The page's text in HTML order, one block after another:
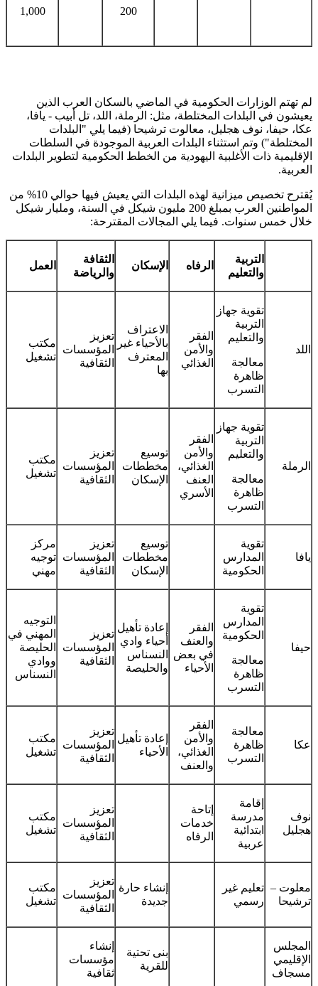
200
1,000
لم تهتم الوزارات الحكومية في الماضي بالسكان العرب الذين
يعيشون في البلدات المختلطة، مثل: الرملة، اللد، تل أبيب - يافا،
عكا، حيفا، نوف هجليل، معالوت ترشيحا (فيما يلي "البلدات
المختلطة") وتم استثناء البلدات العربية الموجودة في السلطات
الإقليمية ذات الأغلبية اليهودية من الخطط الحكومية لتطوير البلدات
العربية.
يُقترح تخصيص ميزانية لهذه البلدات التي يعيش فيها حوالي 10% من
المواطنين العرب بمبلغ 200 مليون شيكل في السنة، ومليار شيكل
خلال خمس سنوات. فيما يلي المجالات المقترحة:
التربية
والتعليم
الرفاه الإسكان
الثقافة
والرياضة
العمل
اللد
تقوية جهاز
التربية
والتعليم
معالجة
ظاهرة
التسرب
الفقر
والأمن
الغذائي
الاعتراف
بالأحياء غير
المعترف
بها
تعزيز
المؤسسات
الثقافية
مكتب
تشغيل
الرملة
تقوية جهاز
التربية
والتعليم
معالجة
ظاهرة
التسرب
الفقر
والأمن
الغذائي،
العنف
الأسري
توسيع
مخططات
الإسكان
تعزيز
المؤسسات
الثقافية
مكتب
تشغيل
يافا
تقوية
المدارس
الحكومية
توسيع
مخططات
الإسكان
تعزيز
المؤسسات
الثقافية
مركز
توجيه
مهني
حيفا
تقوية
المدارس
الحكومية
معالجة
ظاهرة
التسرب
الفقر
والعنف
في بعض
الأحياء
إعادة تأهيل
أحياء وادي
النسناس
والحليصة
تعزيز
المؤسسات
الثقافية
التوجيه
المهني في
الحليصة
ووادي
النسناس
عكا
معالجة
ظاهرة
التسرب
الفقر
والأمن
الغذائي،
والعنف
إعادة تأهيل
الأحياء
تعزيز
المؤسسات
الثقافية
مكتب
تشغيل
نوف
هجليل
إقامة
مدرسة
ابتدائية
عربية
إتاحة
خدمات
الرفاه
تعزيز
المؤسسات
الثقافية
مكتب
تشغيل
معلوت –
ترشيحا
تعليم غير
رسمي
إنشاء حارة
جديدة
تعزيز
المؤسسات
الثقافية
مكتب
تشغيل
المجلس
الإقليمي
مسجاف
بنى تحتية
للقرية
إنشاء
مؤسسات
ثقافية